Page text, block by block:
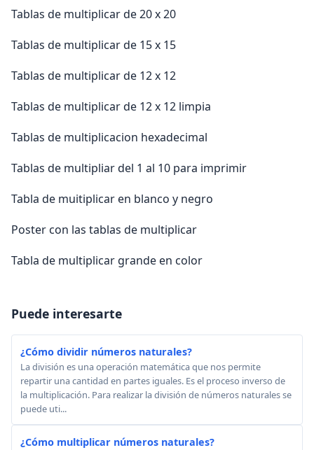
Tablas de multiplicar de 20 x 20
Tablas de multiplicar de 15 x 15
Tablas de multiplicar de 12 x 12
Tablas de multiplicar de 12 x 12 limpia
Tablas de multiplicacion hexadecimal
Tablas de multipliar del 1 al 10 para imprimir
Tabla de muitiplicar en blanco y negro
Poster con las tablas de multiplicar
Tabla de multiplicar grande en color
Puede interesarte
¿Cómo dividir números naturales?
La división es una operación matemática que nos permite
repartir una cantidad en partes iguales. Es el proceso inverso de
la multiplicación. Para realizar la división de números naturales se
puede uti...
¿Cómo multiplicar números naturales?